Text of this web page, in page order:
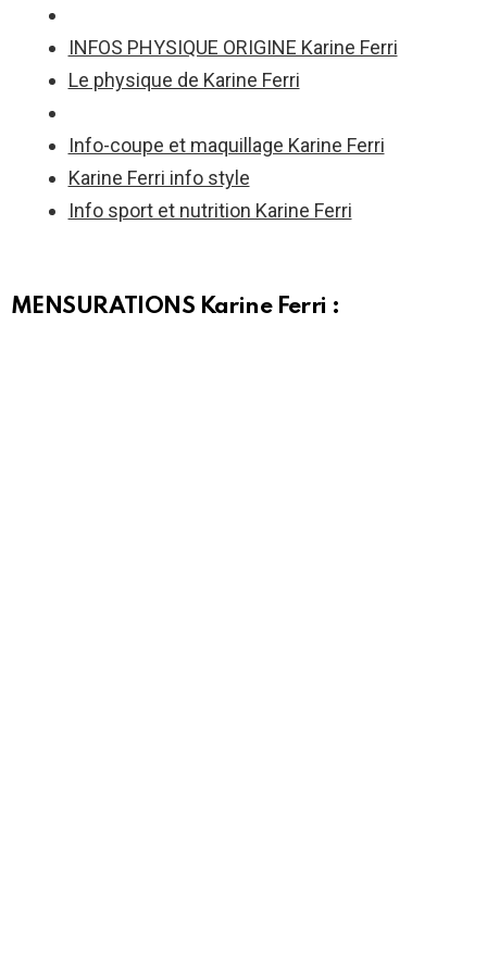
INFOS PHYSIQUE ORIGINE Karine Ferri
Le physique de Karine Ferri
Info-coupe et maquillage Karine Ferri
Karine Ferri info style
Info sport et nutrition Karine Ferri
MENSURATIONS Karine Ferri :